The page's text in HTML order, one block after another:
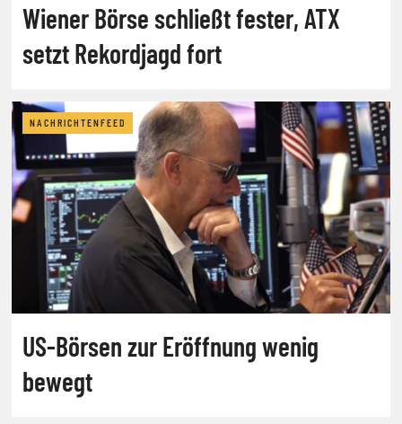
Wiener Börse schließt fester, ATX
setzt Rekordjagd fort
NACHRICHTENFEED
US-Börsen zur Eröffnung wenig
bewegt